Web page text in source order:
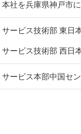
本社を兵庫県神戸市
サービス技術部 東日
サービス技術部 西日
サービス本部中国セ